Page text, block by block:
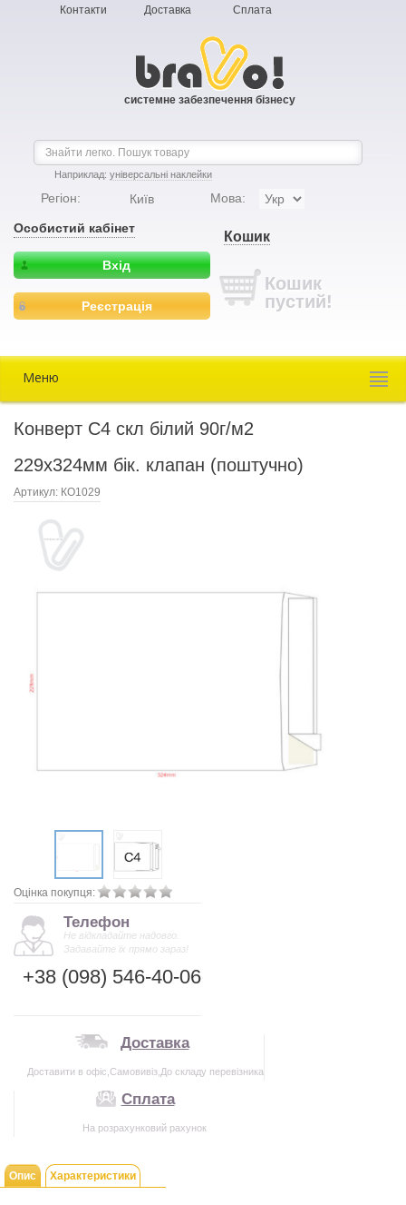
Контакти Доставка Сплата
системне забезпечення бізнесу
Наприклад: універсальні наклейки
Регіон: Київ Мова:
Особистий кабінет
Вхід
Реєстрація
Кошик
Кошик
пустий!
Меню
Конверт С4 скл білий 90г/м2
229х324мм бік. клапан (поштучно)
Артикул: КО1029
Оцінка покупця:
Телефон
Не відкладайте надовго.
Задавайте їх прямо зараз!
+38 (098) 546-40-06
Доставка
Доставити в офіс,Самовивіз,До складу перевізника
Сплата
На розрахунковий рахунок
Опис Характеристики